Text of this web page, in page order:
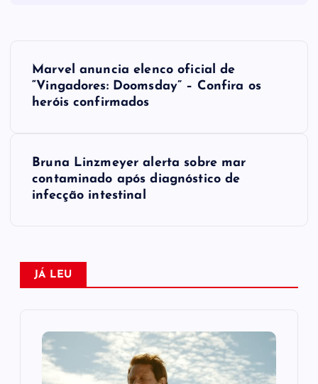
N
ç
Marvel anuncia elenco oficial de
“Vingadores: Doomsday” – Confira os
heróis confirmados
Bruna Linzmeyer alerta sobre mar
contaminado após diagnóstico de
infecção intestinal
JÁ LEU